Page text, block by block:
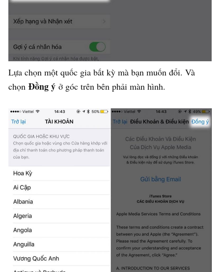
Lựa chọn một quốc gia bất kỳ mà bạn muốn đổi. Và
chọn Đồng ý ở góc trên bên phải màn hình.